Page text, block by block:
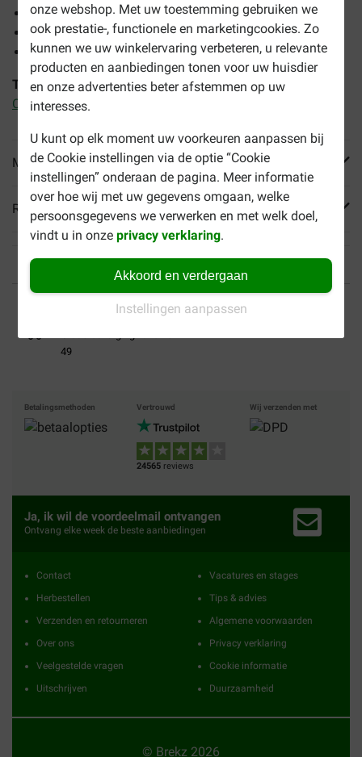
onze webshop. Met uw toestemming gebruiken we
ook prestatie-, functionele en marketingcookies. Zo
kunnen we uw winkelervaring verbeteren, u relevante
producten en aanbiedingen tonen voor uw huisdier
en onze advertenties beter afstemmen op uw
interesses.
U kunt op elk moment uw voorkeuren aanpassen bij
de Cookie instellingen via de optie “Cookie
instellingen” onderaan de pagina. Meer informatie
over hoe wij met uw gegevens omgaan, welke
persoonsgegevens we verwerken en met welk doel,
vindt u in onzeprivacy verklaring.
Akkoord en verdergaan
Instellingen aanpassen
Bevordert de eetlust
Draagt bij aan een goede spijsvertering
Helpt bij het voorkomen van gebitsproblemen
Tip:Combineer dit droogvoer met o.a.Royal Canin Adult
Chihuahua natvoer
Meer informatie
Reviews
Tot 40% goedkoper Veilig betalen
49
Betalingsmethoden Vertrouwd
24565 reviews
Wij verzenden met
Ja, ik wil de voordeelmail ontvangen
Ontvang elke week de beste aanbiedingen
Contact
Herbestellen
Verzenden en retourneren
Over ons
Veelgestelde vragen
Uitschrijven
Vacatures en stages
Tips & advies
Algemene voorwaarden
Privacy verklaring
Cookie informatie
Duurzaamheid
© Brekz 2026